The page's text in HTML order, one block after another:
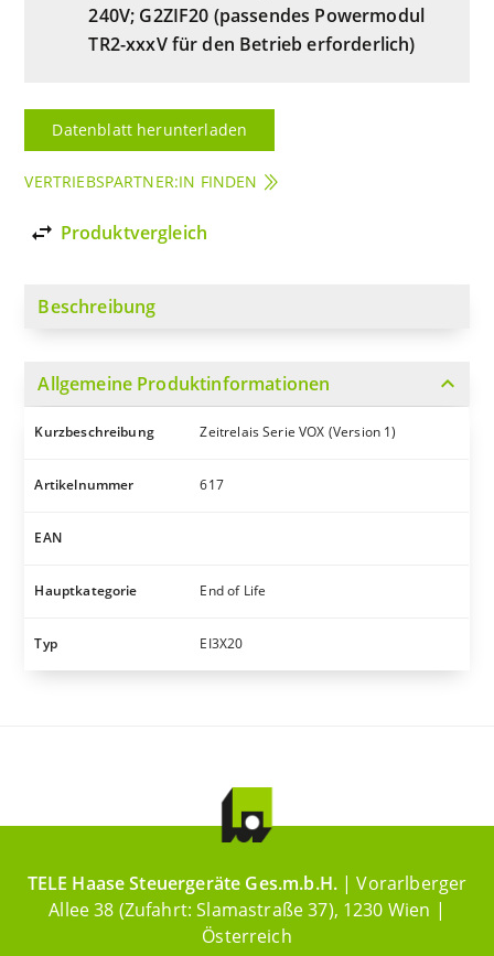
240V; G2ZIF20 (passendes Powermodul
TR2-xxxV für den Betrieb erforderlich)
Datenblatt herunterladen
VERTRIEBSPARTNER:IN FINDEN
import_export Produktvergleich
Beschreibung
Allgemeine Produktinformationen expand_more
Kurzbeschreibung Zeitrelais Serie VOX (Version 1)
Artikelnummer 617
EAN
Hauptkategorie End of Life
Typ EI3X20
TELE Haase Steuergeräte Ges.m.b.H. | Vorarlberger
Allee 38 (Zufahrt: Slamastraße 37), 1230 Wien |
Österreich